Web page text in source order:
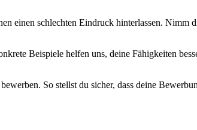
einen schlechten Eindruck hinterlassen. Nimm
Beispiele helfen uns, deine Fähigkeiten
So stellst du sicher, dass deine